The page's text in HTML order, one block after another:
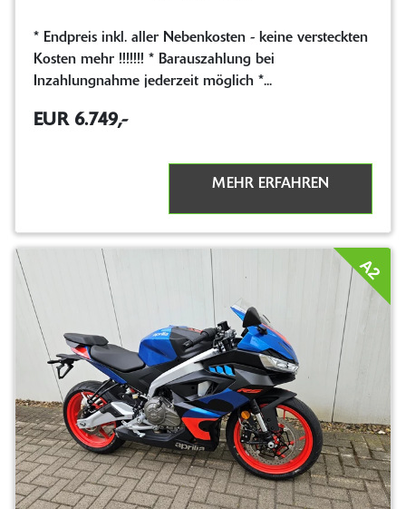
* Endpreis inkl. aller Nebenkosten - keine versteckten
Kosten mehr !!!!!!! * Barauszahlung bei
Inzahlungnahme jederzeit möglich *...
EUR 6.749,-
MEHR ERFAHREN
A2